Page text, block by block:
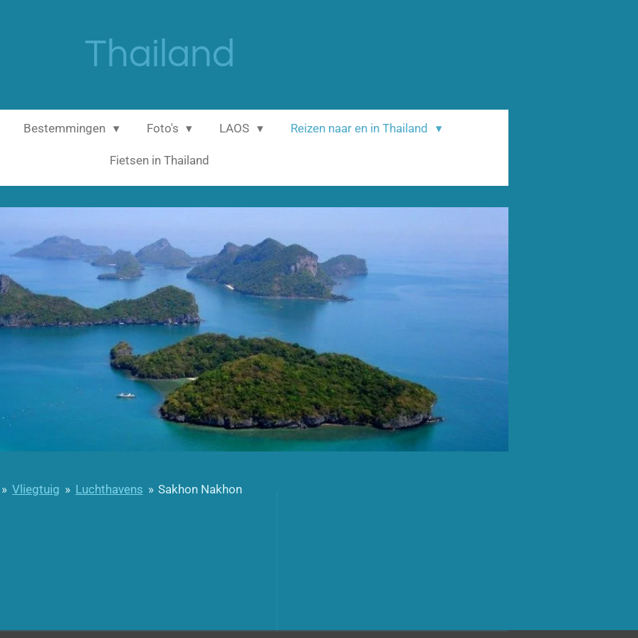
Thailand
Bestemmingen Foto's LAOS Reizen naar en in Thailand
Fietsen in Thailand
» Vliegtuig » Luchthavens » Sakhon Nakhon